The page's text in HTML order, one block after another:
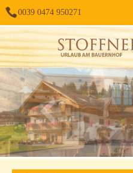
0039 0474 950271